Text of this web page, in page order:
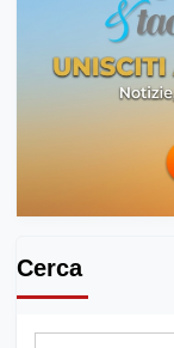
Cerca